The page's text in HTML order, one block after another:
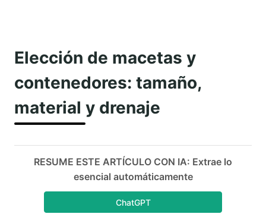
Elección de macetas y
contenedores: tamaño,
material y drenaje
RESUME ESTE ARTÍCULO CON IA: Extrae lo
esencial automáticamente
ChatGPT